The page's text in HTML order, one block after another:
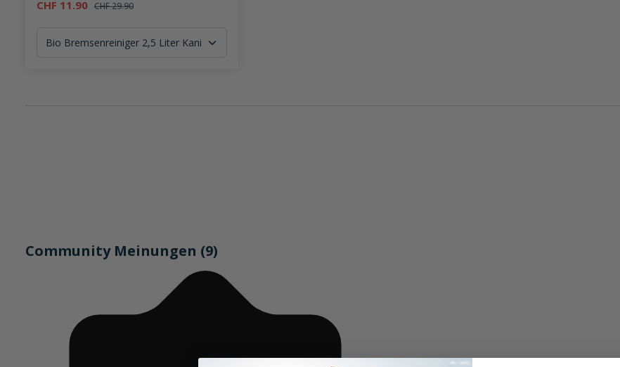
CHF 11.90 CHF 29.90
Community Meinungen (9)